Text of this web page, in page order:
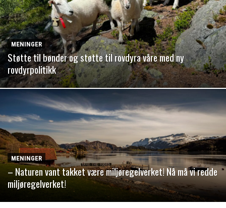
MENINGER
Støtte til bønder og støtte til rovdyra våre med ny
rovdyrpolitikk
MENINGER
– Naturen vant takket være miljøregelverket! Nå må vi redde
miljøregelverket!